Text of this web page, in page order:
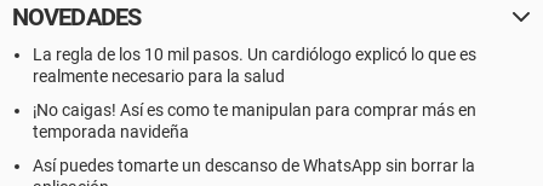
NOVEDADES
La regla de los 10 mil pasos. Un cardiólogo explicó lo que es
realmente necesario para la salud
¡No caigas! Así es como te manipulan para comprar más en
temporada navideña
Así puedes tomarte un descanso de WhatsApp sin borrar la